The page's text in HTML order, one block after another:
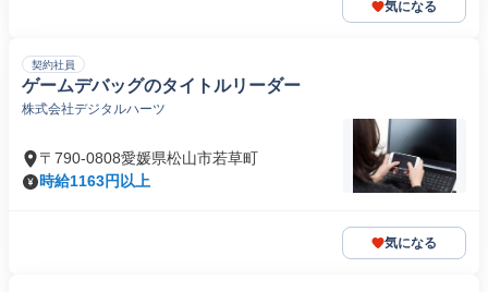
気になる
契約社員
ゲームデバッグのタイトルリーダー
株式会社デジタルハーツ
〒790-0808愛媛県松山市若草町
時給1163円以上
気になる